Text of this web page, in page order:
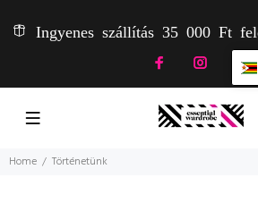
Ingyenes szállítás 35 000 Ft
Home Történetünk